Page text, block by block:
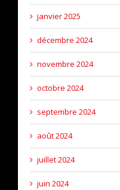
janvier 2025
décembre 2024
novembre 2024
octobre 2024
septembre 2024
août 2024
juillet 2024
juin 2024